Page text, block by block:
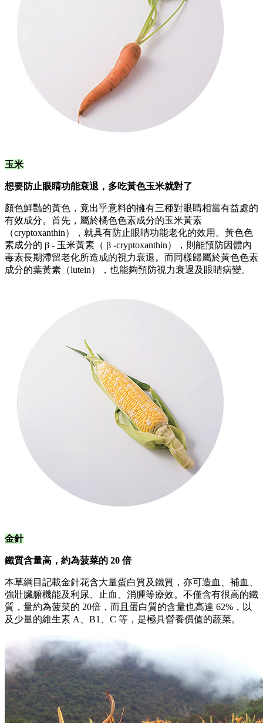
玉米
想要防止眼睛功能衰退，多吃黃色玉米就對了
顏色鮮豔的黃色，竟出乎意料的擁有三種對眼睛相當有益處的
有效成分。首先，屬於橘色色素成分的玉米黃素
（cryptoxanthin），就具有防止眼睛功能老化的效用。黃色色
素成分的 β - 玉米黃素（ β -cryptoxanthin），則能預防因體內
毒素長期滯留老化所造成的視力衰退。而同樣歸屬於黃色色素
成分的葉黃素（lutein），也能夠預防視力衰退及眼睛病變。
金針
鐵質含量高，約為菠菜的 20 倍
本草綱目記載金針花含大量蛋白質及鐵質，亦可造血、補血、
強壯臟腑機能及利尿、止血、消腫等療效。不僅含有很高的鐵
質，量約為菠菜的 20倍，而且蛋白質的含量也高達 62%，以
及少量的維生素 A、B1、C 等，是極具營養價值的蔬菜。